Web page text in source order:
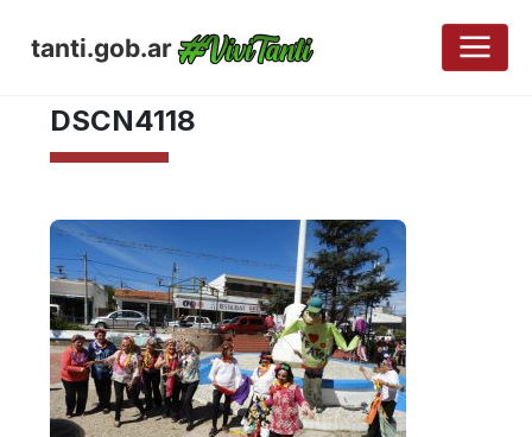
tanti.gob.ar
OCTUBRE 4, 2017
DSCN4118